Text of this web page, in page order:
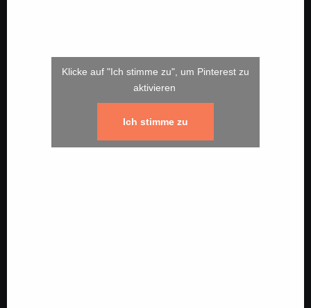
Klicke auf "Ich stimme zu", um Pinterest zu
aktivieren
Ich stimme zu